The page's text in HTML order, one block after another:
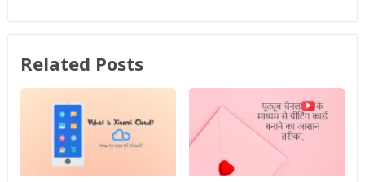
Related Posts